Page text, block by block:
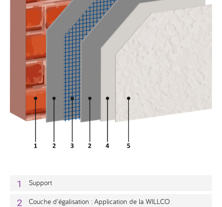
Support
Couche d'égalisation : Application de la WILLCO